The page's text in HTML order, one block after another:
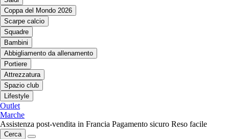
Coppa del Mondo 2026
Scarpe calcio
Squadre
Bambini
Abbigliamento da allenamento
Portiere
Attrezzatura
Spazio club
Lifestyle
Outlet
Marche
Assistenza post-vendita in Francia Pagamento sicuro Reso facile
Cerca